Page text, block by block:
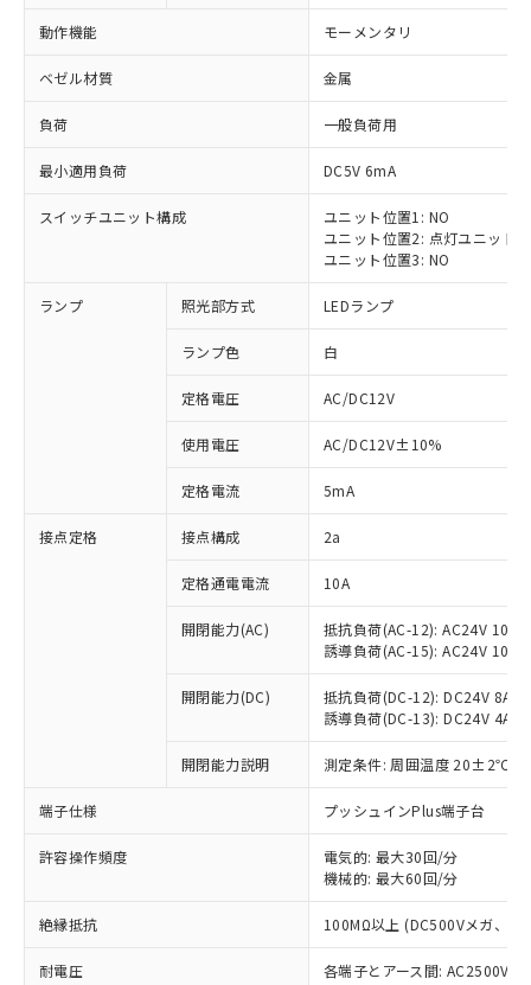
動作機能 モーメンタリ
ベゼル材質 金属
負荷 一般負荷用
最小適用負荷 DC5V 6mA
スイッチユニット構成
ユニット位置1: NO
ユニット位置2: 点灯ユニット
ユニット位置3: NO
ランプ 照光部方式 LEDランプ
ランプ色 白
定格電圧 AC/DC12V
使用電圧 AC/DC12V±10%
定格電流 5mA
接点定格 接点構成 2a
定格通電電流 10A
開閉能力(AC)
抵抗負荷(AC-12): AC24V 10A/
誘導負荷(AC-15): AC24V
開閉能力(DC)
抵抗負荷(DC-12): DC24V 8A/
誘導負荷(DC-13): DC24V 4A/
開閉能力説明 測定条件: 周囲温度 20±2℃、
端子仕様 プッシュインPlus端子台
許容操作頻度
電気的: 最大30回/分
機械的: 最大60回/分
絶縁抵抗 100MΩ以上 (DC500Vメガ、点
耐電圧
各端子とアース間: AC2500V
ご利用条件
以下の条件をお読みいただき、同意のうえ
本サービスは、当社制御機器事業取扱
商品の当社在庫状況および標準価格
(税抜)を提供させていただくもので
当社制御機器事業取扱商品の中には、
本サービスの対象外となる商品もある
ことをご了承ください。
在庫状況および標準価格照会結果は、
記載している更新日時点での社内デー
タに基づき作成されるものであり、閲
覧された時点での実際の在庫および標
準価格とは異なる場合があることをご
対応済み：EU RoHS指令（10物質）の
非含有に対応した製品が提供可能な商品で
対応予定：EU RoHS指令（10物質）の非含
有に対応した製品に切り替える予定のある
対応予定なし：EU RoHS指令（10物質）の
非含有に非対応の商品で、対応品を出す予
調査・確認中：EU RoHS指令（10物質）の
非含有の対応状況を調査中または確認中の
非該当品：ライセンス料など無形物で、有
害物質有無と関係のない商品です。
仕入先様の事情により、非含有部品として
いたものが、含有品と判明した場合などや
むを得ず変更することがあります。
*EU RoHS指令（10物質）：
鉛(Pb) 1000ppm以下、 水銀(Hg) 1000ppm以下、 カド
六価クロム(Cr(Ⅵ)) 1000ppm以下、ポリ臭化ビフェニル
※1 中国RoHS○×表
「○」：最大均質材料含有率が中国RoHSの
基準値以下であることを示します。
「×」：最大均質材料含有率が中国RoHSの
基準値を超えていることを示します。
「－」：未確認です。当社販売部門へお問
*中国RoHS10物質の基準値 (GB/T26572)：
当社は、これら貴社製品のうち、外国
為替および外国貿易法に定める商品
（以下｢規制貨物等」という）を輸出
または国外への提供する場合は、日本
国政府の輸出許可(または役務取引許
可)を取得するなどの必要な手続きを